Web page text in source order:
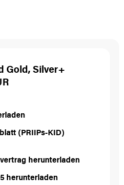
Gold, Silver+
(PRIIPs-KID)
herunterladen
herunterladen